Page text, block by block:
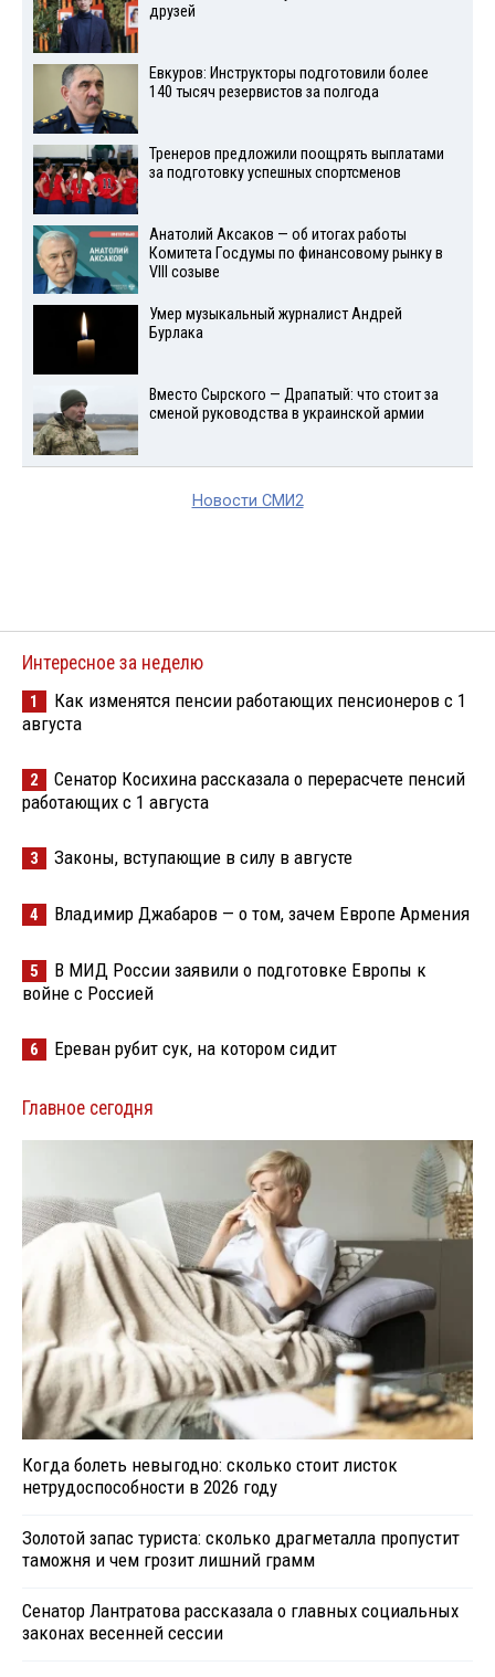
друзей
Евкуров: Инструкторы подготовили более
140 тысяч резервистов за полгода
Тренеров предложили поощрять выплатами
за подготовку успешных спортсменов
Анатолий Аксаков — об итогах работы
Комитета Госдумы по финансовому рынку в
VIII созыве
Умер музыкальный журналист Андрей
Бурлака
Вместо Сырского — Драпатый: что стоит за
сменой руководства в украинской армии
Новости СМИ2
Интересное за неделю
1
Как изменятся пенсии работающих пенсионеров с 1
августа
2
Сенатор Косихина рассказала о перерасчете пенсий
работающих с 1 августа
3 Законы, вступающие в силу в августе
4 Владимир Джабаров — о том, зачем Европе Армения
5
В МИД России заявили о подготовке Европы к
войне с Россией
6 Ереван рубит сук, на котором сидит
Главное сегодня
Когда болеть невыгодно: сколько стоит листок
нетрудоспособности в 2026 году
Золотой запас туриста: сколько драгметалла пропустит
таможня и чем грозит лишний грамм
Сенатор Лантратова рассказала о главных социальных
законах весенней сессии